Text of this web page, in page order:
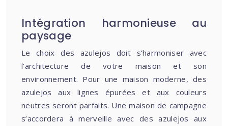
Intégration harmonieuse au
paysage
Le choix des azulejos doit s’harmoniser avec
l’architecture de votre maison et son
environnement. Pour une maison moderne, des
azulejos aux lignes épurées et aux couleurs
neutres seront parfaits. Une maison de campagne
s’accordera à merveille avec des azulejos aux